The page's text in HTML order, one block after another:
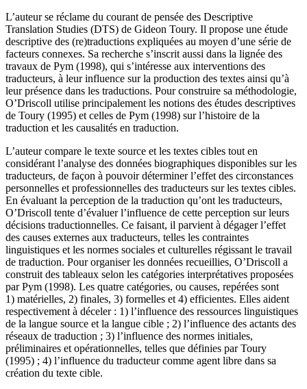
L’auteur se réclame du courant de pensée des Descriptive
Translation Studies (DTS) de Gideon Toury. Il propose une étude
descriptive des (re)traductions expliquées au moyen d’une série de
facteurs connexes. Sa recherche s’inscrit aussi dans la lignée des
travaux de Pym (1998), qui s’intéresse aux interventions des
traducteurs, à leur influence sur la production des textes ainsi qu’à
leur présence dans les traductions. Pour construire sa méthodologie,
O’Driscoll utilise principalement les notions des études descriptives
de Toury (1995) et celles de Pym (1998) sur l’histoire de la
traduction et les causalités en traduction.
L’auteur compare le texte source et les textes cibles tout en
considérant l’analyse des données biographiques disponibles sur les
traducteurs, de façon à pouvoir déterminer l’effet des circonstances
personnelles et professionnelles des traducteurs sur les textes cibles.
En évaluant la perception de la traduction qu’ont les traducteurs,
O’Driscoll tente d’évaluer l’influence de cette perception sur leurs
décisions traductionnelles. Ce faisant, il parvient à dégager l’effet
des causes externes aux traducteurs, telles les contraintes
linguistiques et les normes sociales et culturelles régissant le travail
de traduction. Pour organiser les données recueillies, O’Driscoll a
construit des tableaux selon les catégories interprétatives proposées
par Pym (1998). Les quatre catégories, ou causes, repérées sont
1) matérielles, 2) finales, 3) formelles et 4) efficientes. Elles aident
respectivement à déceler : 1) l’influence des ressources linguistiques
de la langue source et la langue cible ; 2) l’influence des actants des
réseaux de traduction ; 3) l’influence des normes initiales,
préliminaires et opérationnelles, telles que définies par Toury
(1995) ; 4) l’influence du traducteur comme agent libre dans sa
création du texte cible.